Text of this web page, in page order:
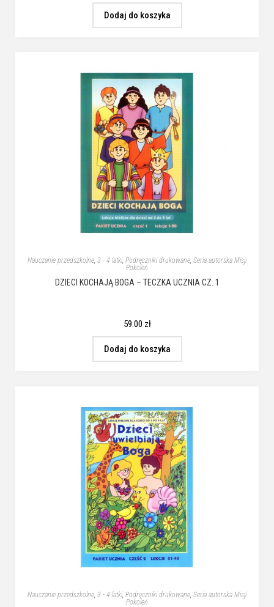
Dodaj do koszyka
Nauczanie przedszkolne, 3 - 4 latki, Podręczniki drukowane, Seria autorska Misji
Pokoleń
DZIECI KOCHAJĄ BOGA – TECZKA UCZNIA CZ. 1
59.00 zł
Dodaj do koszyka
Nauczanie przedszkolne, 3 - 4 latki, Podręczniki drukowane, Seria autorska Misji
Pokoleń